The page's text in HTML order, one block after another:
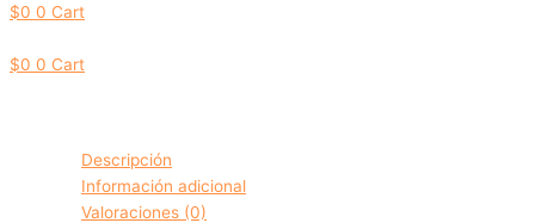
$0 0 Cart
$0 0 Cart
Descripción
Información adicional
Valoraciones (0)